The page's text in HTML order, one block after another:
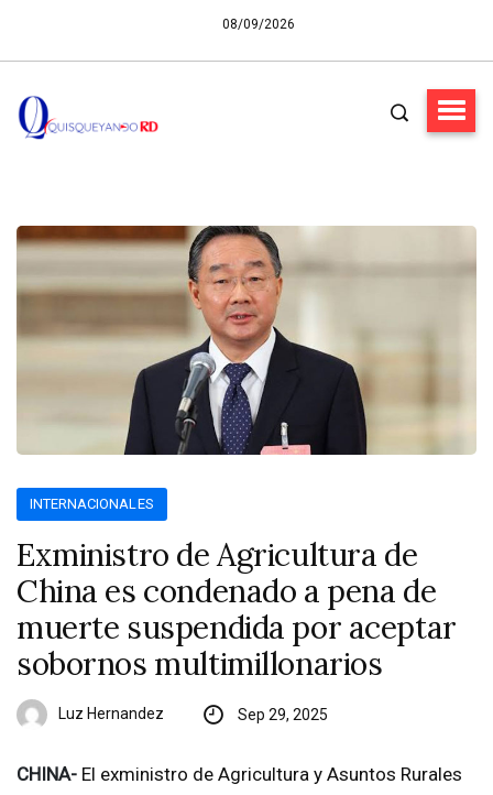
08/09/2026
INTERNACIONALES
Exministro de Agricultura de
China es condenado a pena de
muerte suspendida por aceptar
sobornos multimillonarios
Luz Hernandez Sep 29, 2025
CHINA- El exministro de Agricultura y Asuntos Rurales